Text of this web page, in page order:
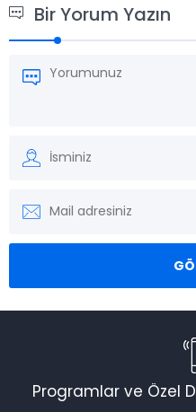
Bir Yorum Yazın
Programlar ve Özel